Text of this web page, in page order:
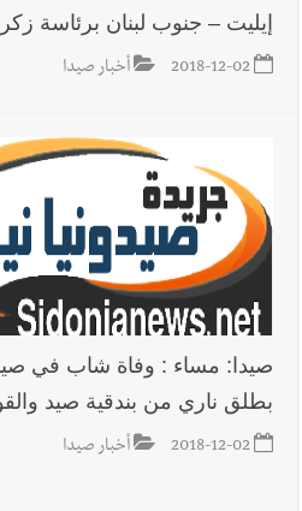
إيليت – جنوب لبنان برئاسة
2018-12-02 أخبار صيدا
صيدا: مساء : وفاة شاب في
بطلق ناري من بندقية صيد
2018-12-02 أخبار صيدا